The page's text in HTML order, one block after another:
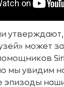
может
мы увидим
эпизоды